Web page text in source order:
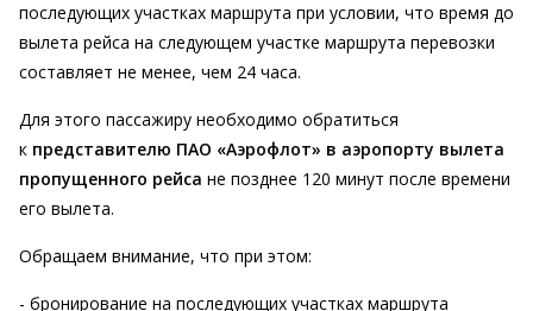
последующих участках маршрута при условии, что время до
вылета рейса на следующем участке маршрута перевозки
составляет не менее, чем 24 часа.
Для этого пассажиру необходимо обратиться
к представителю ПАО «Аэрофлот» в аэропорту вылета
пропущенного рейса не позднее 120 минут после времени
его вылета.
Обращаем внимание, что при этом:
- бронирование на последующих участках маршрута